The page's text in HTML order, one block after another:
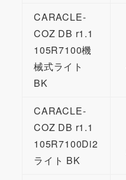
CARACLE-
COZ DB r1.1
105R7100機
械式ライト
BK
CARACLE-
COZ DB r1.1
105R7100Di2
ライト BK